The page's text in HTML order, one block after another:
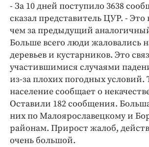
- За 10 дней поступило 3638
сказал представитель ЦУР. - Это
чем за предыдущий
Больше всего люди жаловались
деревьев и кустарников. Это
участившимися случаями
из-за плохих погодных условий.
население сообщает о
Оставили 182 сообщения.
них по Малоярославецкому и
районам. Прирост жалоб,
очень большой.